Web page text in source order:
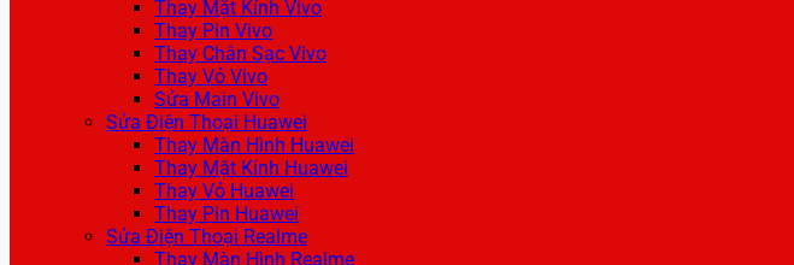
Thay Mặt Kính Vivo
Thay Pin Vivo
Thay Chân Sạc Vivo
Thay Vỏ Vivo
Sửa Main Vivo
Sửa Điện Thoại Huawei
Thay Màn Hình Huawei
Thay Mặt Kính Huawei
Thay Vỏ Huawei
Thay Pin Huawei
Sửa Điện Thoại Realme
Thay Màn Hình Realme